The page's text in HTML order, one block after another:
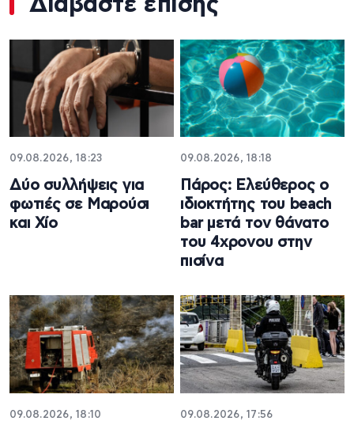
09.08.2026, 18:23
Δύο συλλήψεις για
φωτιές σε Μαρούσι
και Χίο
09.08.2026, 18:18
Πάρος: Ελεύθερος ο
ιδιοκτήτης του beach
bar μετά τον θάνατο
του 4χρονου στην
πισίνα
09.08.2026, 18:10 09.08.2026, 17:56